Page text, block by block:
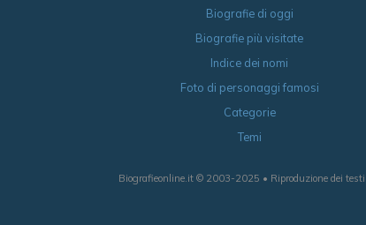
Biografie di oggi
Biografie più visitate
Indice dei nomi
Foto di personaggi famosi
Categorie
Temi
Biografieonline.it © 2003-2025 • Riproduzione dei